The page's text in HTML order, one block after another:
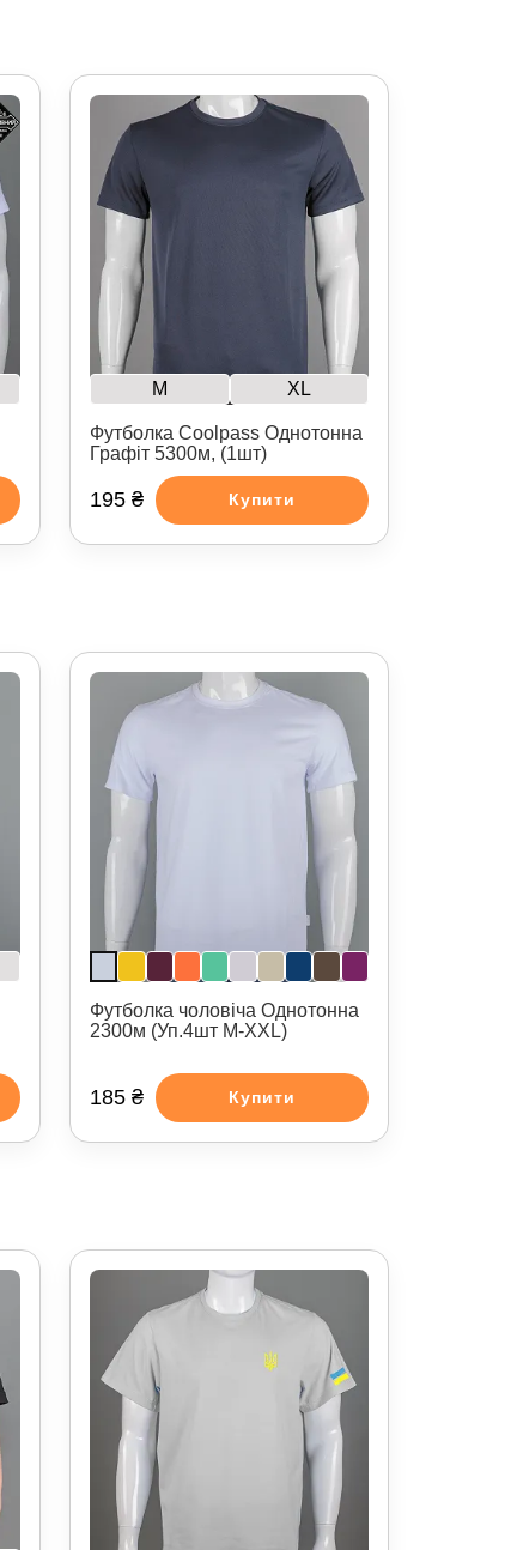
M XL
Футболка Coolpass Однотонна
Графіт 5300м, (1шт)
195 ₴ Купити
Футболка чоловіча Однотонна
2300м (Уп.4шт M-XXL)
185 ₴ Купити